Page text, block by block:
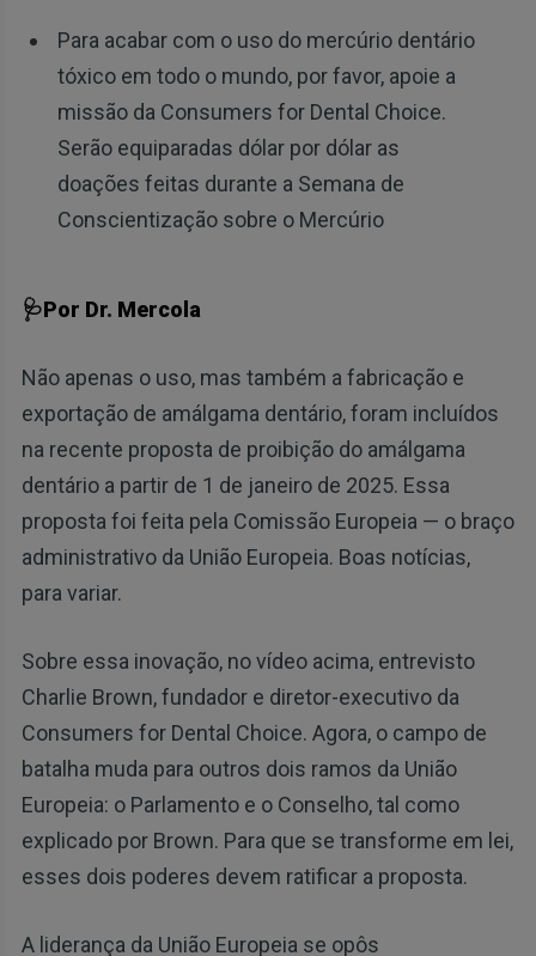
Para acabar com o uso do mercúrio dentário
tóxico em todo o mundo, por favor, apoie a
missão da Consumers for Dental Choice.
Serão equiparadas dólar por dólar as
doações feitas durante a Semana de
Conscientização sobre o Mercúrio
🩺Por Dr. Mercola
Não apenas o uso, mas também a fabricação e
exportação de amálgama dentário, foram incluídos
na recente proposta de proibição do amálgama
dentário a partir de 1 de janeiro de 2025. Essa
proposta foi feita pela Comissão Europeia — o braço
administrativo da União Europeia. Boas notícias,
para variar.
Sobre essa inovação, no vídeo acima, entrevisto
Charlie Brown, fundador e diretor-executivo da
Consumers for Dental Choice. Agora, o campo de
batalha muda para outros dois ramos da União
Europeia: o Parlamento e o Conselho, tal como
explicado por Brown. Para que se transforme em lei,
esses dois poderes devem ratificar a proposta.
A liderança da União Europeia se opôs